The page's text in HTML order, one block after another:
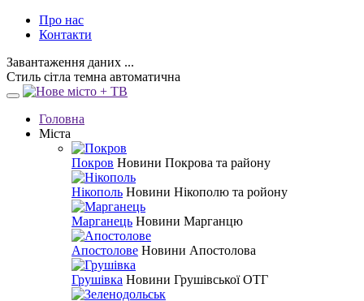
Про нас
Контакти
Завантаження даних ...
Стиль сітла темна автоматична
Головна
Міста
Покров Новини Покрова та району
Нікополь Новини Нікополю та ройону
Марганець Новини Марганцю
Апостолове Новини Апостолова
Грушівка Новини Грушівської ОТГ